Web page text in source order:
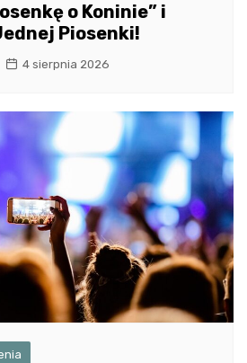
o Koninie” i
Piosenki!
4 sierpnia 2026